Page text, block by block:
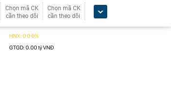
Chọn mã CK
cần theo dõi
Chọn mã CK
cần theo dõi